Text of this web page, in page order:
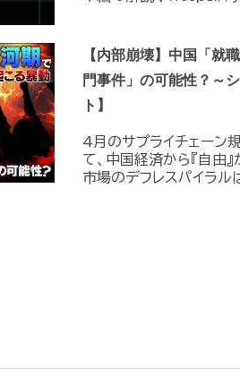
【内部崩壊】中国「就
門事件」の可能性？～
ト】
4月のサプライチェーン
て、中国経済から『自由
市場のデフレスパイラル